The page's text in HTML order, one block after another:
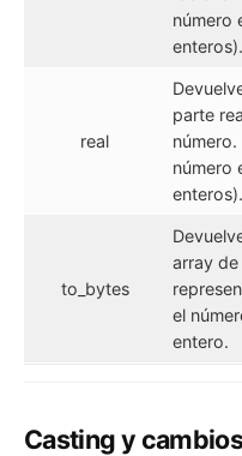
número
enteros).
real
parte
número.
número
enteros).
to_bytes
array
el
entero.
Casting y